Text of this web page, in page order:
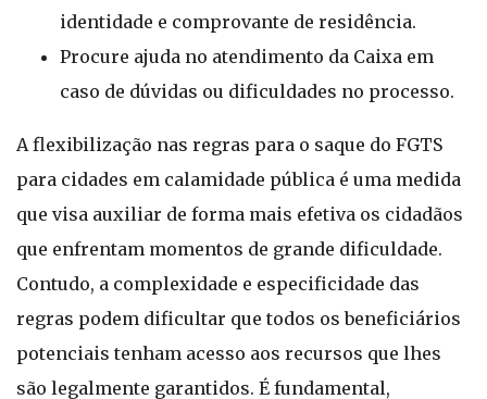
identidade e comprovante de residência.
Procure ajuda no atendimento da Caixa em
caso de dúvidas ou dificuldades no processo.
A flexibilização nas regras para o saque do FGTS
para cidades em calamidade pública é uma medida
que visa auxiliar de forma mais efetiva os cidadãos
que enfrentam momentos de grande dificuldade.
Contudo, a complexidade e especificidade das
regras podem dificultar que todos os beneficiários
potenciais tenham acesso aos recursos que lhes
são legalmente garantidos. É fundamental,